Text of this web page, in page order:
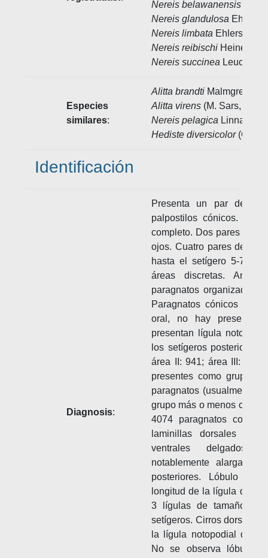
Nereis belawanensis
Nereis glandulosa Ehlers,
Nereis limbata Ehlers,
Nereis reibischi Heinen,
Nereis succinea Leuckart,
Especies
similares:
Alitta brandti Malmgren,
Alitta virens (M. Sars, 1835)
Nereis pelagica Linnaeus,
Hediste diversicolor(O.F.
Identificación
Diagnosis:
Presenta un par de
palpostilos cónicos.
completo. Dos pares de
ojos. Cuatro pares de
hasta el setígero 5-7.
áreas discretas.
paragnatos organizados
Paragnatos cónicos
oral, no hay presencia
presentan lígula
los setígeros posteriores.
área II: 941; área III:
presentes como grupos
paragnatos (usualmente
grupo más o menos
4074 paragnatos con
laminillas dorsales
ventrales delgados.
notablemente alargada
posteriores. Lóbulo
longitud de la lígula
3 lígulas de tamaño
setígeros. Cirros dorsales
la lígula notopodial
No se observa lóbulo